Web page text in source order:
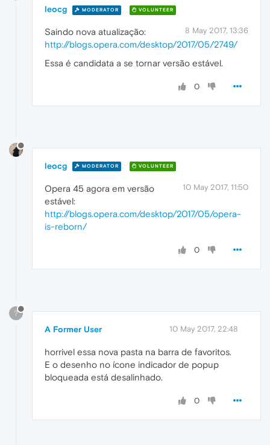
leocg MODERATOR VOLUNTEER
8 May 2017, 13:36
Saindo nova atualização:
http://blogs.opera.com/desktop/2017/05/2749/
Essa é candidata a se tornar versão estável.
0
leocg MODERATOR VOLUNTEER
10 May 2017, 11:50
Opera 45 agora em versão
estável:
http://blogs.opera.com/desktop/2017/05/opera-
is-reborn/
0
?
A Former User 10 May 2017, 22:48
horrivel essa nova pasta na barra de favoritos.
E o desenho no ícone indicador de popup
bloqueada está desalinhado.
0